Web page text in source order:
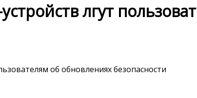
лгут
об обновлениях безопасности